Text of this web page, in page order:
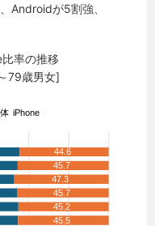
Androidが5割強、
率の推移
79歳男女]